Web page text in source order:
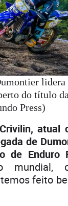
lidera
do título
Press)
atual
de
de Enduro
mundial,
feito